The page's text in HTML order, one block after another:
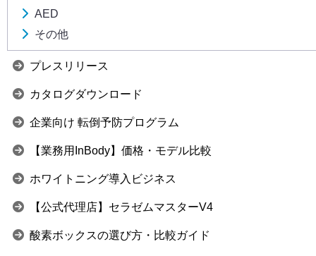
AED
その他
プレスリリース
カタログダウンロード
企業向け 転倒予防プログラム
【業務用InBody】価格・モデル比較
ホワイトニング導入ビジネス
【公式代理店】セラゼムマスターV4
酸素ボックスの選び方・比較ガイド